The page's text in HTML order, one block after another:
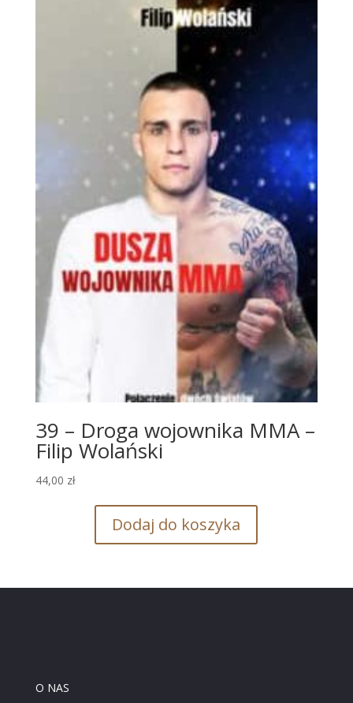
39 – Droga wojownika MMA –
Filip Wolański
44,00 zł
Dodaj do koszyka
O NAS